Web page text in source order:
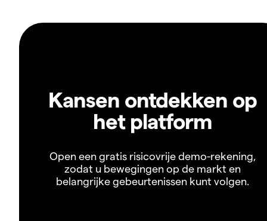
Kansen ontdekken op
het platform
Open een gratis risicovrije demo-rekening,
zodat u bewegingen op de markt en
belangrijke gebeurtenissen kunt volgen.